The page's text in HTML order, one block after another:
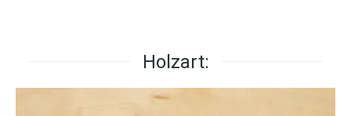
Holzart: